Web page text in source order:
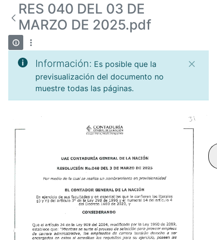
RES 040 DEL 03 DE
MARZO DE 2025.pdf
Información: Es posible que la
previsualización del documento no
muestre todas las páginas.